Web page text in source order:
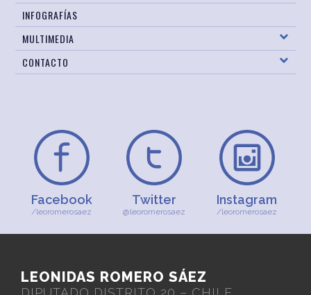
INFOGRAFÍAS
MULTIMEDIA
CONTACTO
Facebook
/leoromerosaez
Twitter
@leoromerosaez
Instagram
/leoromerosaez
LEONIDAS ROMERO SÁEZ